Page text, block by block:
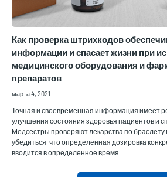
Как проверка штрихкодов
информации и спасает жизни при
медицинского оборудования и
препаратов
марта 4, 2021
Точная и своевременная информация имеет
улучшения состояния здоровья пациентов и
Медсестры проверяют лекарства по браслету
убедиться, что определенная дозировка
вводится в определенное время.